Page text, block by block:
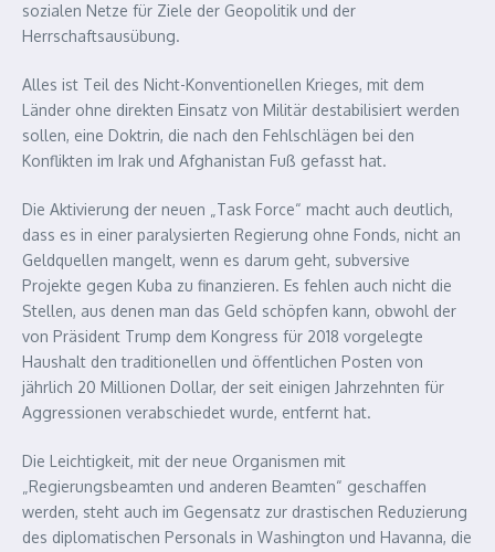
sozialen Netze für Ziele der Geopolitik und der
Herrschaftsausübung.
Alles ist Teil des Nicht-Konventionellen Krieges, mit dem
Länder ohne direkten Einsatz von Militär destabilisiert werden
sollen, eine Doktrin, die nach den Fehlschlägen bei den
Konflikten im Irak und Afghanistan Fuß gefasst hat.
Die Aktivierung der neuen „Task Force“ macht auch deutlich,
dass es in einer paralysierten Regierung ohne Fonds, nicht an
Geldquellen mangelt, wenn es darum geht, subversive
Projekte gegen Kuba zu finanzieren. Es fehlen auch nicht die
Stellen, aus denen man das Geld schöpfen kann, obwohl der
von Präsident Trump dem Kongress für 2018 vorgelegte
Haushalt den traditionellen und öffentlichen Posten von
jährlich 20 Millionen Dollar, der seit einigen Jahrzehnten für
Aggressionen verabschiedet wurde, entfernt hat.
Die Leichtigkeit, mit der neue Organismen mit
„Regierungsbeamten und anderen Beamten“ geschaffen
werden, steht auch im Gegensatz zur drastischen Reduzierung
des diplomatischen Personals in Washington und Havanna, die